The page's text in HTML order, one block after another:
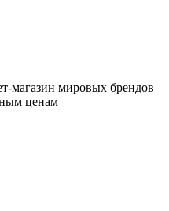
магазин мировых брендов
ценам